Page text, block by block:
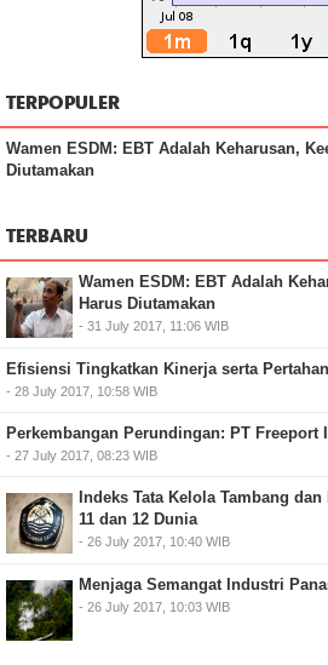
TERPOPULER
Wamen ESDM: EBT Adalah Keharusan,
Diutamakan
TERBARU
Wamen ESDM: EBT Adalah
Harus Diutamakan
- 31 July 2017, 11:06 WIB
Efisiensi Tingkatkan Kinerja serta
- 28 July 2017, 10:58 WIB
Perkembangan Perundingan: PT Freeport
- 27 July 2017, 08:23 WIB
Indeks Tata Kelola Tambang
11 dan 12 Dunia
- 26 July 2017, 10:40 WIB
Menjaga Semangat Industri
- 26 July 2017, 10:03 WIB